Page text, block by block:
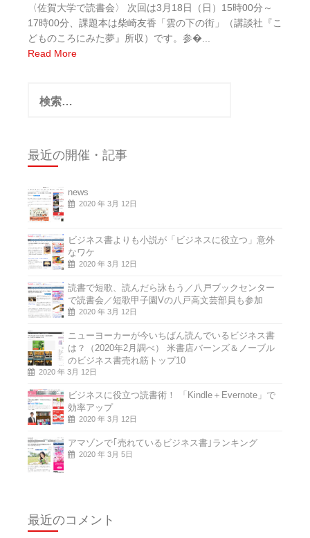
〈佐賀大学で読書会〉 次回は3月18日（日）15時00分～
17時00分、課題本は柴崎友香「雲の下の街」（講談社『こ
どものころにみた夢』所収）です。参�...
Read More
索:
最近の開催・記事
news
2020 年 3月 12日
ビジネス書よりも小説が「ビジネスに役立つ」意外
なワケ
2020 年 3月 12日
読書で短歌、読んだら詠もう／八戸ブックセンター
で読書会／短歌甲子園Vの八戸高文芸部員も参加
2020 年 3月 12日
ニューヨーカーが今いちばん読んでいるビジネス書
は？（2020年2月調べ） 米書店バーンズ＆ノーブル
のビジネス書売れ筋トップ10
2020 年 3月 12日
ビジネスに役立つ読書術！ 「Kindle＋Evernote」で
効率アップ
2020 年 3月 12日
アマゾンで｢売れているビジネス書｣ランキング
2020 年 3月 5日
最近のコメント